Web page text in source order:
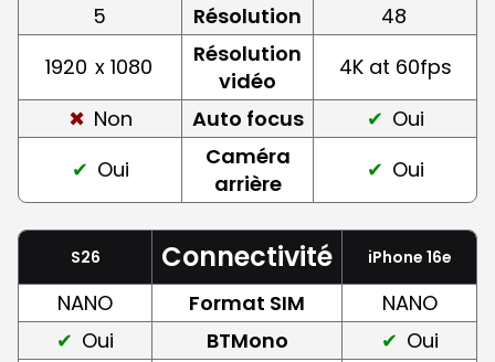
5
Résolution
48
1920 x 1080
Résolution
vidéo
4K at 60fps
Non
Auto focus
Oui
Oui
Caméra
arrière
Oui
S26 Connectivité iPhone 16e
NANO Format SIM
NANO
Oui
BTMono
Oui